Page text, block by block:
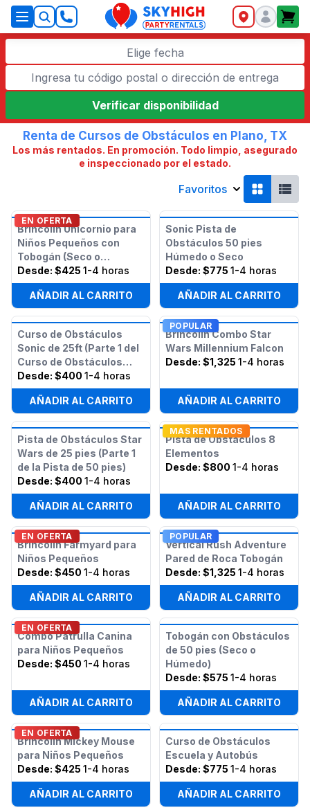
SkyHigh Logo
Elige fecha
Verificar disponibilidad
Renta de Cursos de Obstáculos en Plano, TX
Los más rentados. En promoción. Todo limpio, asegurado
e inspeccionado por el estado.
Favoritos
EN OFERTA
Brincolín Unicornio para
Niños Pequeños con
Tobogán (Seco o
Húmedo)
Desde: $425 1-4 horas
AÑADIR AL CARRITO
Sonic Pista de
Obstáculos 50 pies
Húmedo o Seco
Desde: $775 1-4 horas
AÑADIR AL CARRITO
Curso de Obstáculos
Sonic de 25ft (Parte 1 del
Curso de Obstáculos
Sonic de 50ft)
Desde: $400 1-4 horas
AÑADIR AL CARRITO
POPULAR
Brincolín Combo Star
Wars Millennium Falcon
Desde: $1,325 1-4 horas
AÑADIR AL CARRITO
Pista de Obstáculos Star
Wars de 25 pies (Parte 1
de la Pista de 50 pies)
Desde: $400 1-4 horas
AÑADIR AL CARRITO
MAS RENTADOS
Pista de Obstáculos 8
Elementos
Desde: $800 1-4 horas
AÑADIR AL CARRITO
EN OFERTA
Brincolín Farmyard para
Niños Pequeños
Desde: $450 1-4 horas
AÑADIR AL CARRITO
POPULAR
Vertical Rush Adventure
Pared de Roca Tobogán
Desde: $1,325 1-4 horas
AÑADIR AL CARRITO
EN OFERTA
Combo Patrulla Canina
para Niños Pequeños
Desde: $450 1-4 horas
AÑADIR AL CARRITO
Tobogán con Obstáculos
de 50 pies (Seco o
Húmedo)
Desde: $575 1-4 horas
AÑADIR AL CARRITO
EN OFERTA
Brincolín Mickey Mouse
para Niños Pequeños
Desde: $425 1-4 horas
AÑADIR AL CARRITO
Curso de Obstáculos
Escuela y Autobús
Desde: $775 1-4 horas
AÑADIR AL CARRITO